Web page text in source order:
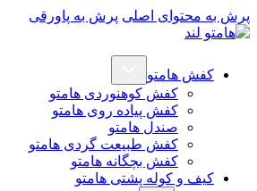
پرش به محتوای اصلی پرش به پاورقی
کفش هامتو
کفش کوهنوردی هامتو
کفش پیاده روی هامتو
صندل هامتو
کفش طبیعت گردی هامتو
کفش بچگانه هامتو
کیف و کوله پشتی هامتو